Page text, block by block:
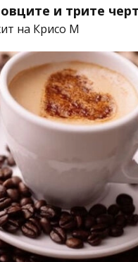
и трите
на Крисо М